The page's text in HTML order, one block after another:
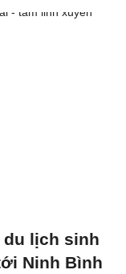
du lịch sinh
Ninh Bình